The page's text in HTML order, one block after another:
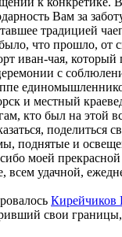
Вам за
традицией
было, что прошло,
иван-чая,
с
и местный
кто был на этой
поднятые и
моей
всем удачной,
Кирейчиков
свои